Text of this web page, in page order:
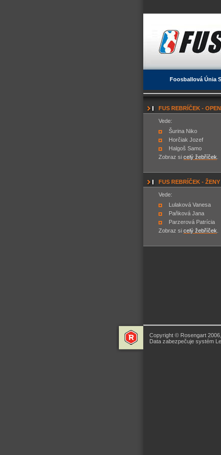
Foosballová Únia
FUS REBRÍČEK - OPEN
Vede:
Šurina Niko
Horčiak Jozef
Halgoš Samo
Zobraz si celý žebříček
FUS REBRÍČEK - ŽENY
Vede:
Lulaková Vanesa
Paňková Jana
Parzerová Patrícia
Zobraz si celý žebříček
Copyright © Rosengart
Data zabezpečuje systém